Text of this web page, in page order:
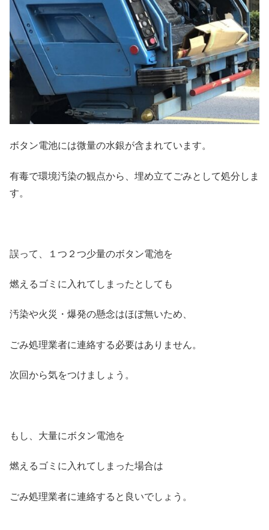
ボタン電池には微量の水銀が含まれています。
有毒で環境汚染の観点から、埋め立てごみとして処分しま
す。
誤って、１つ２つ少量のボタン電池を
燃えるゴミに入れてしまったとしても
汚染や火災・爆発の懸念はほぼ無いため、
ごみ処理業者に連絡する必要はありません。
次回から気をつけましょう。
もし、大量にボタン電池を
燃えるゴミに入れてしまった場合は
ごみ処理業者に連絡すると良いでしょう。